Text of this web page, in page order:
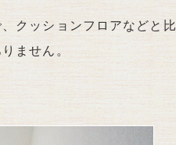
クッションフロアなどと比
ません。